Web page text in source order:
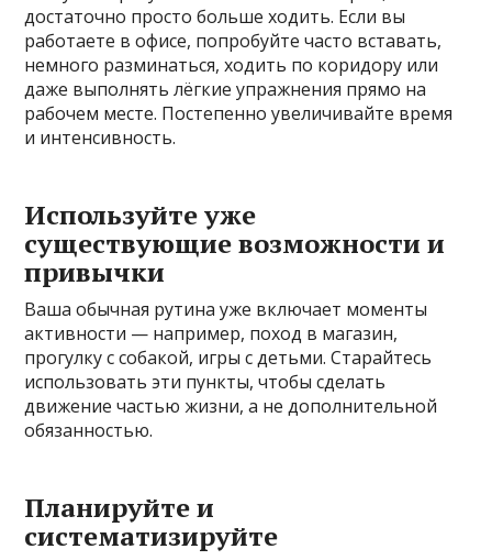
достаточно просто больше ходить. Если вы
работаете в офисе, попробуйте часто вставать,
немного разминаться, ходить по коридору или
даже выполнять лёгкие упражнения прямо на
рабочем месте. Постепенно увеличивайте время
и интенсивность.
Используйте уже
существующие возможности и
привычки
Ваша обычная рутина уже включает моменты
активности — например, поход в магазин,
прогулку с собакой, игры с детьми. Старайтесь
использовать эти пункты, чтобы сделать
движение частью жизни, а не дополнительной
обязанностью.
Планируйте и
систематизируйте